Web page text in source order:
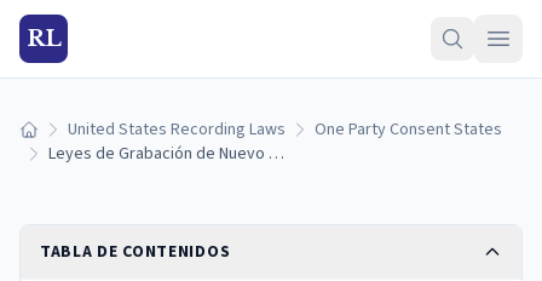
RL
Inicio United States Recording Laws
One Party Consent States
Leyes de Grabación de Nuevo Mexico (2026): Reglas de Consentimiento de una Sola Parte
TABLA DE CONTENIDOS